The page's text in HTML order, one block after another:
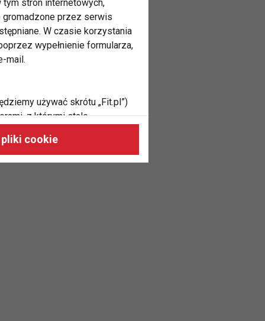
tym stron internetowych,
gromadzone przez serwis
W czasie korzystania
wypełnienie formularza,
mail.
używać skrótu „Fit.pl”)
z którymi stale
oraz do
odpowiadać Twoim
je na nasze zlecenie,
cookie